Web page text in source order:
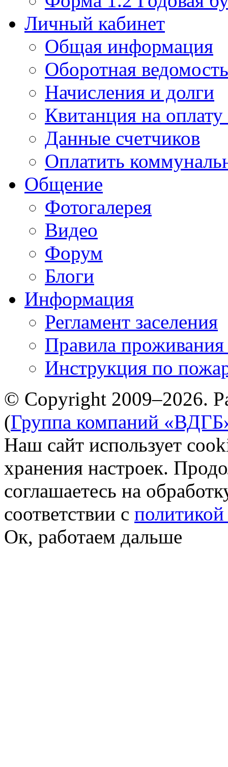
Личный кабинет
Общая информация
Оборотная ведомость
Начисления и долги
Квитанция на
Данные счетчиков
Оплатить
Общение
Фотогалерея
Видео
Форум
Блоги
Информация
Регламент заселения
Правила
Инструкция по
© Copyright 2009–2026.
(Группа компаний
Наш сайт использует
хранения настроек.
соглашаетесь на
соответствии с
Ок, работаем дальше